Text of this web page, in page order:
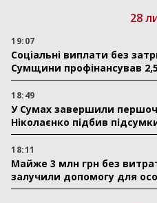
28
19:07
Соціальні виплати без
Сумщини профінансував
18:49
У Сумах завершили
Ніколаєнко підбив
18:11
Майже 3 млн грн без
залучили допомогу для